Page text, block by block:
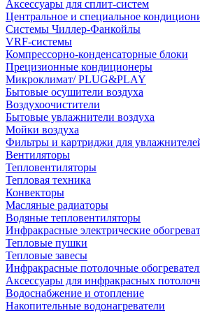
Аксессуары для сплит-систем
Центральное и специальное
Системы Чиллер-Фанкойлы
VRF-системы
Компрессорно-конденсаторные блоки
Прецизионные кондиционеры
Микроклимат/ PLUG&PLAY
Бытовые осушители воздуха
Воздухоочистители
Бытовые увлажнители воздуха
Мойки воздуха
Фильтры и картриджи для
Вентиляторы
Тепловентиляторы
Тепловая техника
Конвекторы
Масляные радиаторы
Водяные тепловентиляторы
Инфракрасные электрические
Тепловые пушки
Тепловые завесы
Инфракрасные потолочные
Аксессуары для инфракрасных
Водоснабжение и отопление
Накопительные водонагреватели